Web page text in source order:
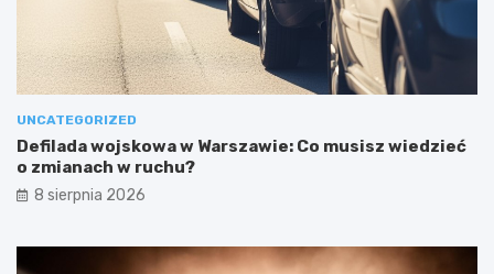
UNCATEGORIZED
Defilada wojskowa w Warszawie: Co musisz wiedzieć
o zmianach w ruchu?
8 sierpnia 2026